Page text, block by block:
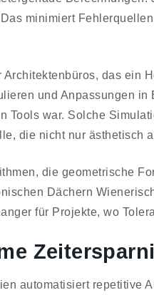
minimiert
das ein
und Anpassungen
Tools war. Solche
die nicht nur ästhetisch
die geometrische
Dächern
für Projekte, wo
automatisiert repetitive